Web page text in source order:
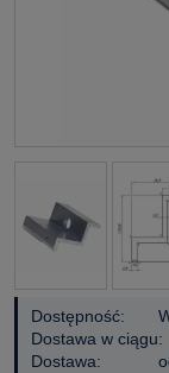
Dostępność:
Dostawa w ciągu:
Dostawa: